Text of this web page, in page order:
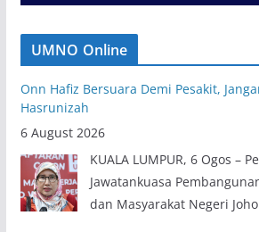
UMNO Online
Onn Hafiz Bersuara Demi Pesakit,
Hasrunizah
6 August 2026
KUALA LUMPUR, 6 Ogos –
Jawatankuasa
dan Masyarakat Negeri